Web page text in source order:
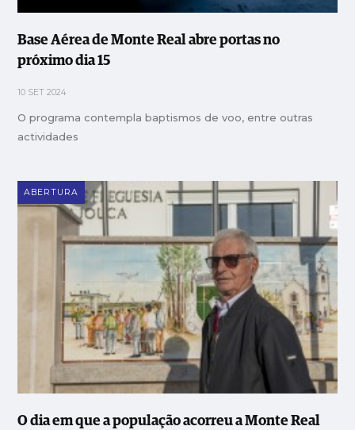
Base Aérea de Monte Real abre portas no
próximo dia 15
10 SET 2024
O programa contempla baptismos de voo, entre outras
actividades
ABERTURA
O dia em que a população acorreu a Monte Real